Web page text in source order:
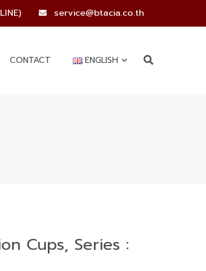
service@btacia.co.th
CONTACT ENGLISH
Cups, Series :